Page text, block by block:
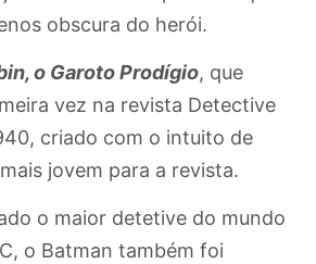
obscura do herói.
o Garoto Prodígio, que
vez na revista Detective
criado com o intuito de
jovem para a revista.
o maior detetive do mundo
o Batman também foi